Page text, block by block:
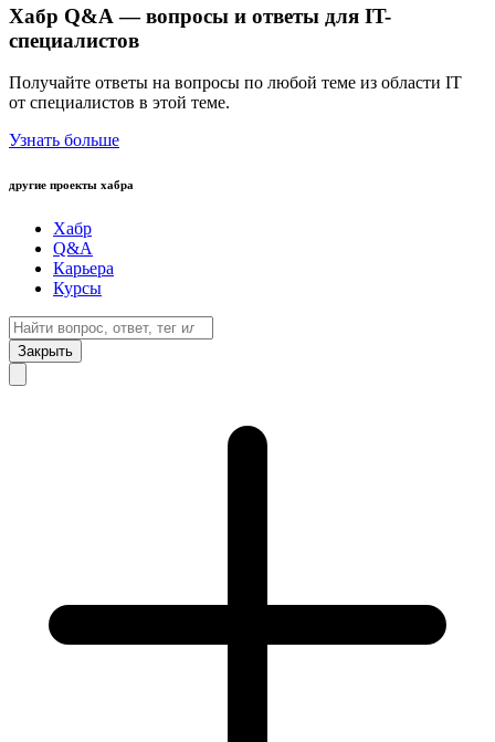
Хабр Q&A — вопросы и ответы для IT-
специалистов
Получайте ответы на вопросы по любой теме из области IT
от специалистов в этой теме.
Узнать больше
другие проекты хабра
Хабр
Q&A
Карьера
Курсы
Закрыть